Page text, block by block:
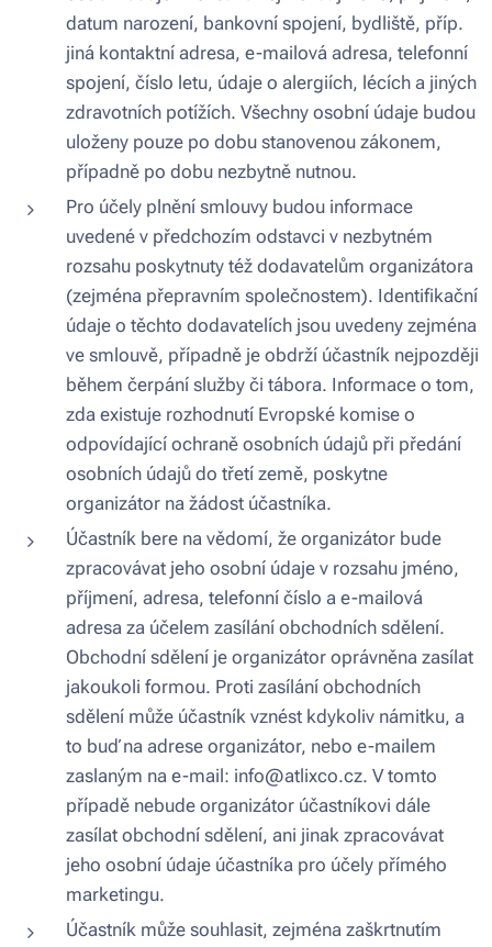
datum narození, bankovní spojení, bydliště, příp.
jiná kontaktní adresa, e-mailová adresa, telefonní
spojení, číslo letu, údaje o alergiích, lécích a jiných
zdravotních potížích. Všechny osobní údaje budou
uloženy pouze po dobu stanovenou zákonem,
případně po dobu nezbytně nutnou.
Pro účely plnění smlouvy budou informace
uvedené v předchozím odstavci v nezbytném
rozsahu poskytnuty též dodavatelům organizátora
(zejména přepravním společnostem). Identifikační
údaje o těchto dodavatelích jsou uvedeny zejména
ve smlouvě, případně je obdrží účastník nejpozději
během čerpání služby či tábora. Informace o tom,
zda existuje rozhodnutí Evropské komise o
odpovídající ochraně osobních údajů při předání
osobních údajů do třetí země, poskytne
organizátor na žádost účastníka.
Účastník bere na vědomí, že organizátor bude
zpracovávat jeho osobní údaje v rozsahu jméno,
příjmení, adresa, telefonní číslo a e-mailová
adresa za účelem zasílání obchodních sdělení.
Obchodní sdělení je organizátor oprávněna zasílat
jakoukoli formou. Proti zasílání obchodních
sdělení může účastník vznést kdykoliv námitku, a
to buď na adrese organizátor, nebo e-mailem
zaslaným na e-mail: info@atlixco.cz. V tomto
případě nebude organizátor účastníkovi dále
zasílat obchodní sdělení, ani jinak zpracovávat
jeho osobní údaje účastníka pro účely přímého
marketingu.
Účastník může souhlasit, zejména zaškrtnutím